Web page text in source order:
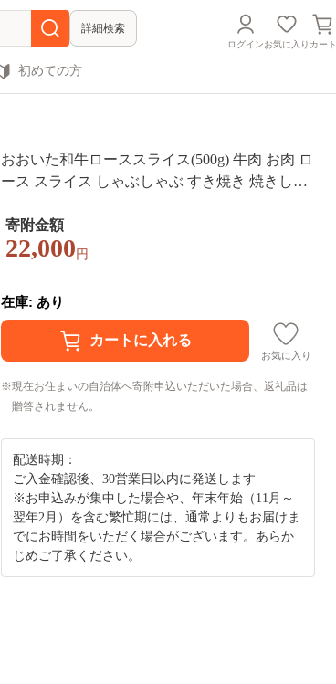
詳細検索
ログインお気に入り カート
初めての方
おおいた和牛ローススライス(500g) 牛肉 お肉 ロ
ース スライス しゃぶしゃぶ すき焼き 焼きしゃ
寄附金額
22,000 円
在庫: あり
お気に入り
現在お住まいの自治体へ寄附申込いただいた場合、返礼品は
贈答されません。
配送時期：
ご入金確認後、30営業日以内に発送します
※お申込みが集中した場合や、年末年始（11月～
翌年2月）を含む繁忙期には、通常よりもお届けま
でにお時間をいただく場合がございます。あらか
じめご了承ください。